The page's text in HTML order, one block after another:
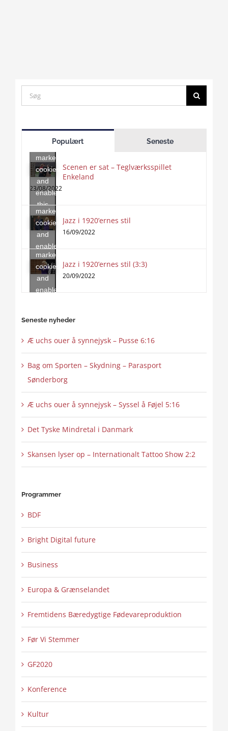
Search
for:
Populært Seneste
accept
marketing
cookies
and
enable
this
content
Scenen er sat – Teglværksspillet
Enkeland
23/08/2022
Click
to
marketing
cookies
and
enable
this
content
Jazz i 1920’ernes stil
16/09/2022
Click
to
accept
marketing
cookies
and
enable
Jazz i 1920’ernes stil (3:3)
20/09/2022
Seneste nyheder
Æ uchs ouer å synnejysk – Pusse 6:16
Bag om Sporten – Skydning – Parasport
Sønderborg
Æ uchs ouer å synnejysk – Syssel å Føjel 5:16
Det Tyske Mindretal i Danmark
Skansen lyser op – Internationalt Tattoo Show 2:2
Programmer
BDF
Bright Digital future
Business
Europa & Grænselandet
Fremtidens Bæredygtige Fødevareproduktion
Før Vi Stemmer
GF2020
Konference
Kultur